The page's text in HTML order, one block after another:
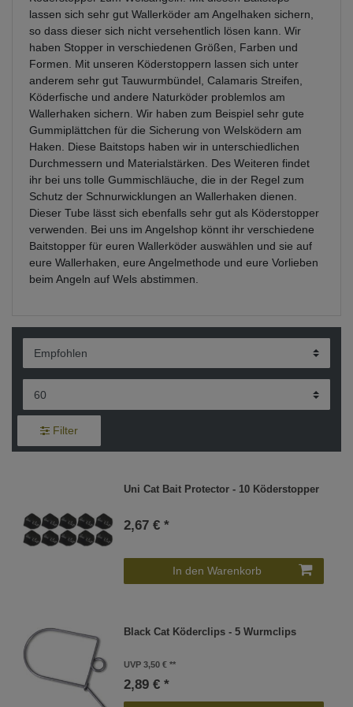
lassen sich sehr gut Wallerköder am Angelhaken sichern,
so dass dieser sich nicht versehentlich lösen kann. Wir
haben Stopper in verschiedenen Größen, Farben und
Formen. Mit unseren Köderstoppern lassen sich unter
anderem sehr gut Tauwurmbündel, Calamaris Streifen,
Köderfische und andere Naturköder problemlos am
Wallerhaken sichern. Wir haben zum Beispiel sehr gute
Gummiplättchen für die Sicherung von Welsködern am
Haken. Diese Baitstops haben wir in unterschiedlichen
Durchmessern und Materialstärken. Des Weiteren findet
ihr bei uns tolle Gummischläuche, die in der Regel zum
Schutz der Schnurwicklungen an Wallerhaken dienen.
Dieser Tube lässt sich ebenfalls sehr gut als Köderstopper
verwenden. Bei uns im Angelshop könnt ihr verschiedene
Baitstopper für euren Wallerköder auswählen und sie auf
eure Wallerhaken, eure Angelmethode und eure Vorlieben
beim Angeln auf Wels abstimmen.
Filter
Uni Cat Bait Protector - 10 Köderstopper
2,67 € *
In den Warenkorb
Black Cat Köderclips - 5 Wurmclips
UVP 3,50 €
2,89 € *